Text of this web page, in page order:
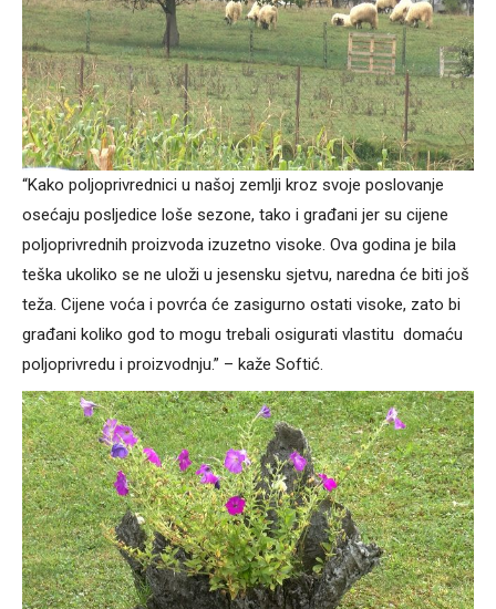
“Kako poljoprivrednici u našoj zemlji kroz svoje poslovanje
osećaju posljedice loše sezone, tako i građani jer su cijene
poljoprivrednih proizvoda izuzetno visoke. Ova godina je bila
teška ukoliko se ne uloži u jesensku sjetvu, naredna će biti još
teža. Cijene voća i povrća će zasigurno ostati visoke, zato bi
građani koliko god to mogu trebali osigurati vlastitu domaću
poljoprivredu i proizvodnju.” – kaže Softić.